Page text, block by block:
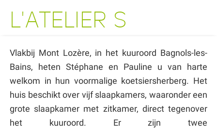
L'ATELIER S
Vlakbij Mont Lozère, in het kuuroord Bagnols-les-
Bains, heten Stéphane en Pauline u van harte
welkom in hun voormalige koetsiersherberg. Het
huis beschikt over vijf slaapkamers, waaronder een
grote slaapkamer met zitkamer, direct tegenover
het kuuroord. Er zijn twee